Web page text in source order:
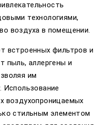
технологиями,
воздуха в помещении.
встроенных фильтров и
пыль, аллергены и
им
Использование
воздухопроницаемых
стильным элементом